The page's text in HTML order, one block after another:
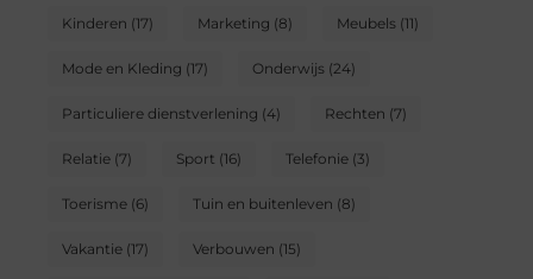
Kinderen (17) Marketing (8) Meubels(11)
Mode en Kleding (17) Onderwijs(24)
Particuliere dienstverlening (4) Rechten (7)
Relatie(7) Sport (16) Telefonie(3)
Toerisme(6) Tuin en buitenleven (8)
Vakantie(17) Verbouwen (15)